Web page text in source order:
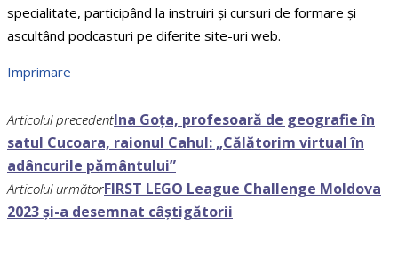
specialitate, participând la instruiri și cursuri de formare și
ascultând podcasturi pe diferite site-uri web.
Imprimare
Articolul precedentIna Goța, profesoară de geografie în
satul Cucoara, raionul Cahul: „Călătorim virtual în
adâncurile pământului”
Articolul următorFIRST LEGO League Challenge Moldova
2023 și-a desemnat câștigătorii